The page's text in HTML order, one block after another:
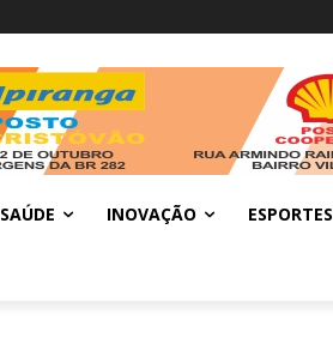
SAÚDE INOVAÇÃO ESPORTES